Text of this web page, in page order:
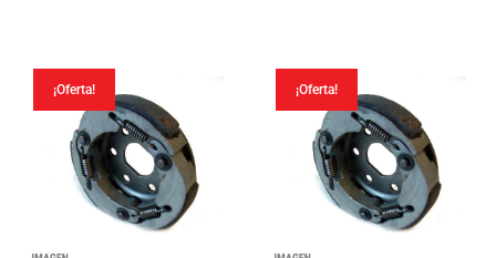
era:
27.83€.26.14€.
27.83€.
¡Oferta! ¡Oferta!